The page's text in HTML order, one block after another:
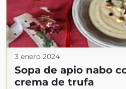
3 enero 2024
Sopa de apio nabo
crema de trufa